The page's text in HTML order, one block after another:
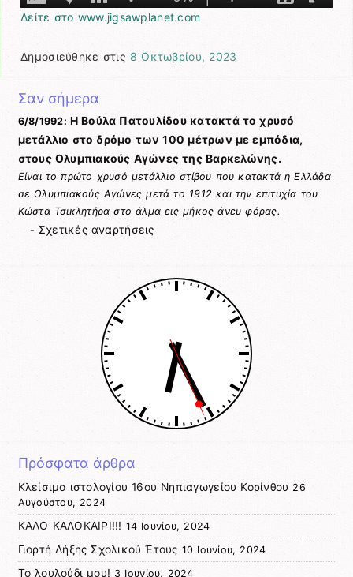
Δείτε στο www.jigsawplanet.com
Δημοσιεύθηκε στις 8 Οκτωβρίου, 2023
Σαν σήμερα
6/8/1992: Η Βούλα Πατουλίδου κατακτά το χρυσό
μετάλλιο στο δρόμο των 100 μέτρων με εμπόδια,
στους Ολυμπιακούς Αγώνες της Βαρκελώνης.
Είναι το πρώτο χρυσό μετάλλιο στίβου που κατακτά η Ελλάδα
σε Ολυμπιακούς Αγώνες μετά το 1912 και την επιτυχία του
Κώστα Τσικλητήρα στο άλμα εις μήκος άνευ φόρας.
- Σχετικές αναρτήσεις
Πρόσφατα άρθρα
Κλείσιμο ιστολογίου 16ου Νηπιαγωγείου Κορίνθου 26
Αυγούστου, 2024
ΚΑΛΟ ΚΑΛΟΚΑΙΡΙ!!! 14 Ιουνίου, 2024
Γιορτή Λήξης Σχολικού Έτους 10 Ιουνίου, 2024
Το λουλούδι μου! 3 Ιουνίου, 2024